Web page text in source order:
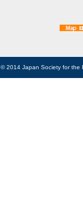
2014 Japan Society for the